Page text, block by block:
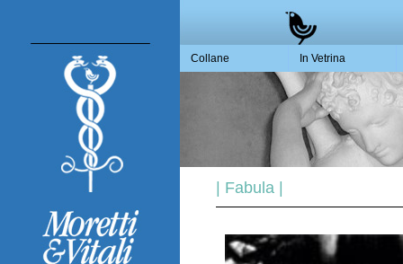
Collane In Vetrina
| Fabula |